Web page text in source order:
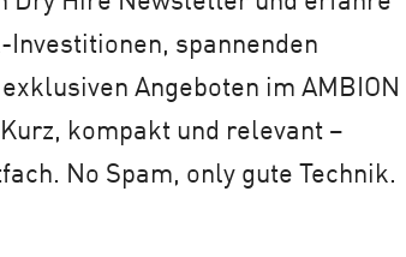
Investitionen, spannenden
Angeboten im AMBION
kompakt und relevant –
No Spam, only gute Technik.